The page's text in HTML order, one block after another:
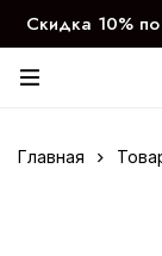
Скидка 10% по
Главная